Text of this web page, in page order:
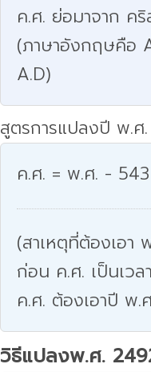
ค.ศ. ย่อมาจาก ค
(ภาษาอังกฤษคือ
A.D)
สูตรการแปลงปี พ.ศ
ค.ศ. = พ.ศ. - 543
(สาเหตุที่ต้องเอา
ก่อน ค.ศ. เป็นเว
ค.ศ. ต้องเอาปี พ
วิธีแปลงพ.ศ.